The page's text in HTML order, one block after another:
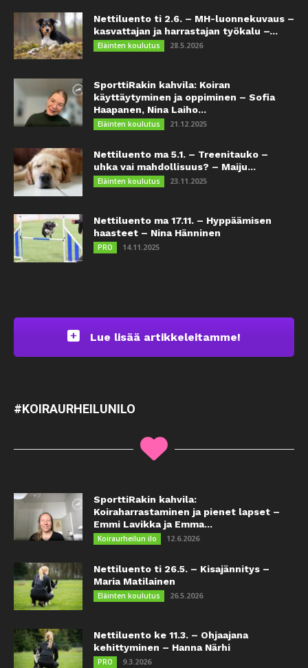
Nettiluento ti 2.6. – MH-luonnekuvaus –
kasvattajan ja harrastajan työkalu –...
Eläinten koulutus 28.5.2026
SporttiRakin kahvila: Koiran
käyttäytyminen ja oppiminen – Sofia
Haapanen, Nina Laiho...
Eläinten koulutus 21.12.2025
Nettiluento ma 5.1. – Treenitauko –
uhka vai mahdollisuus? – Maiju...
Eläinten koulutus 23.11.2025
Nettiluento ma 17.11. – Hyppäämisen
haasteet – Nina Hänninen
PRO 14.11.2025
Lue lisää artikkeleitamme!
#KOIRAURHEILUNILO
SporttiRakin kahvila:
Koiraharrastaminen ja pienet lapset –
Emmi Lavikka ja Emma...
Koiraurheilun ilo 12.6.2026
Nettiluento ti 26.5. – Kisajännitys –
Maria Matilainen
Eläinten koulutus 26.5.2026
Nettiluento ke 11.3. – Ohjaajana
kehittyminen – Hanna Närhi
PRO 9.3.2026